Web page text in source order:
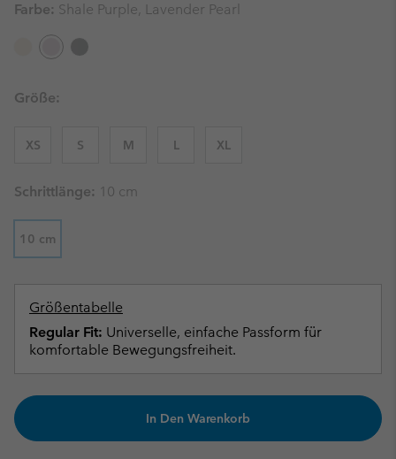
Farbe: Shale Purple, Lavender Pearl
Größe:
XS S M L XL
Schrittlänge: 10 cm
10 cm
Größentabelle
Regular Fit: Universelle, einfache Passform für
komfortable Bewegungsfreiheit.
In Den Warenkorb